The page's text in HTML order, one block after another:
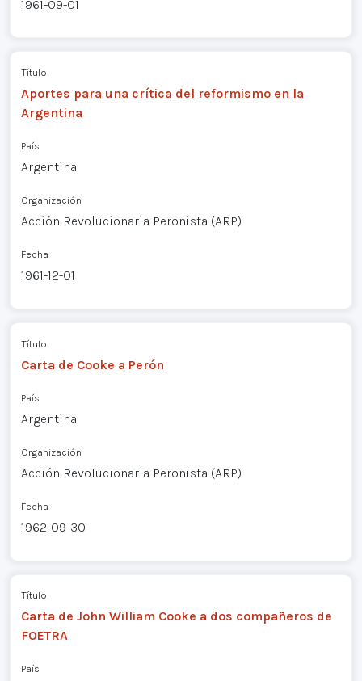
1961-09-01
Título
Aportes para una crítica del reformismo en la
Argentina
País
Argentina
Organización
Acción Revolucionaria Peronista (ARP)
Fecha
1961-12-01
Título
Carta de Cooke a Perón
País
Argentina
Organización
Acción Revolucionaria Peronista (ARP)
Fecha
1962-09-30
Título
Carta de John William Cooke a dos compañeros de
FOETRA
País